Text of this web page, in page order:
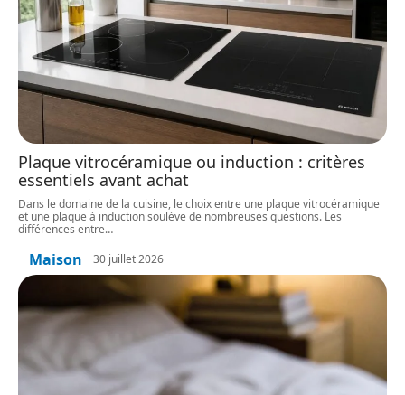
Plaque vitrocéramique ou induction : critères
essentiels avant achat
Dans le domaine de la cuisine, le choix entre une plaque vitrocéramique
et une plaque à induction soulève de nombreuses questions. Les
différences entre…
Maison 30 juillet 2026